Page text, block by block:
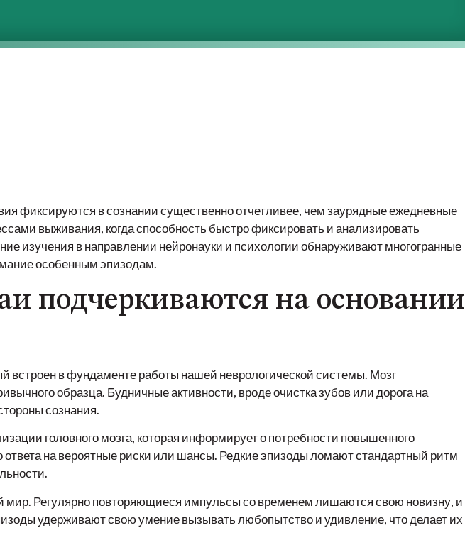
фиксируются в сознании существенно отчетливее, чем заурядные ежедневные
выживания, когда способность быстро фиксировать и анализировать
изучения в направлении нейронауки и психологии обнаруживают многогранные
особенным эпизодам.
подчеркиваются на основании
встроен в фундаменте работы нашей неврологической системы. Мозг
образца. Будничные активности, вроде очистка зубов или дорога на
сознания.
головного мозга, которая информирует о потребности повышенного
на вероятные риски или шансы. Редкие эпизоды ломают стандартный ритм
Регулярно повторяющиеся импульсы со временем лишаются свою новизну, и
удерживают свою умение вызывать любопытство и удивление, что делает их